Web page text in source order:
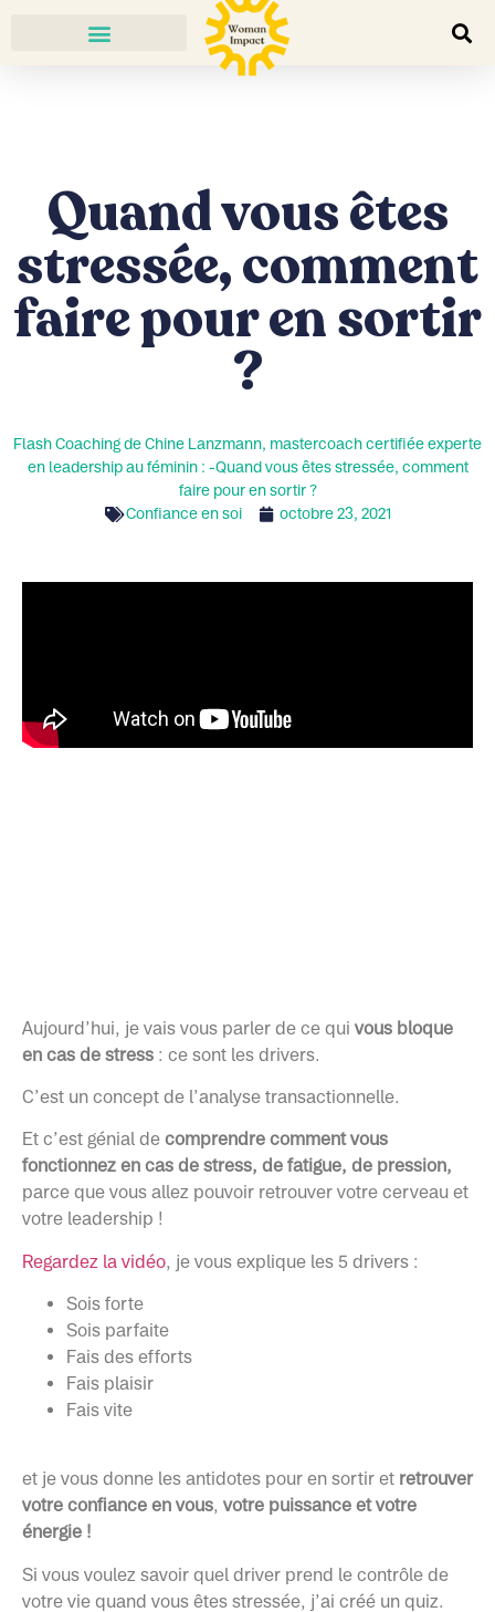
Quand vous êtes
stressée, comment
faire pour en sortir
?
Flash Coaching de Chine Lanzmann, mastercoach certifiée experte
en leadership au féminin : -Quand vous êtes stressée, comment
faire pour en sortir ?
Confiance en soi
octobre 23, 2021
Aujourd’hui, je vais vous parler de ce qui vous bloque
en cas de stress : ce sont les drivers.
C’est un concept de l’analyse transactionnelle.
Et c’est génial de comprendre comment vous
fonctionnez en cas de stress, de fatigue, de pression,
parce que vous allez pouvoir retrouver votre cerveau et
votre leadership !
Regardez la vidéo, je vous explique les 5 drivers :
Sois forte
Sois parfaite
Fais des efforts
Fais plaisir
Fais vite
et je vous donne les antidotes pour en sortir et retrouver
votre confiance en vous, votre puissance et votre
énergie !
Si vous voulez savoir quel driver prend le contrôle de
votre vie quand vous êtes stressée, j’ai créé un quiz.